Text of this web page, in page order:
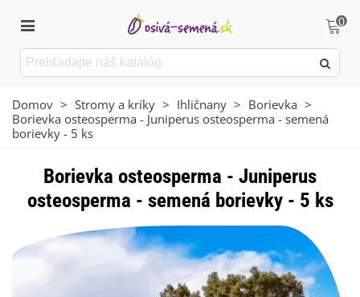
0
Domov > Stromy a kríky > Ihličnany > Borievka >
Borievka osteosperma - Juniperus osteosperma - semená
borievky - 5 ks
Borievka osteosperma - Juniperus
osteosperma - semená borievky - 5 ks